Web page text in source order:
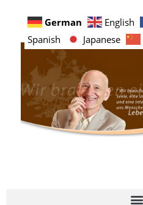
German English
Spanish
Japanese